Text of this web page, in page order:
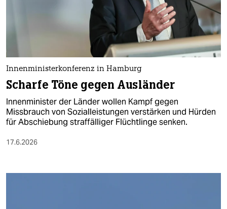
Innenministerkonferenz in Hamburg
Scharfe Töne gegen Ausländer
Innenminister der Länder wollen Kampf gegen
Missbrauch von Sozialleistungen verstärken und Hürden
für Abschiebung straffälliger Flüchtlinge senken.
17.6.2026